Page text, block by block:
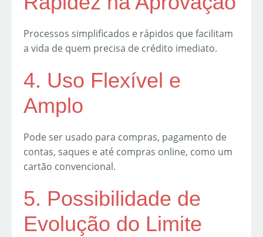
Processos simplificados e rápidos que facilitam
a vida de quem precisa de crédito imediato.
4. Uso Flexível e
Amplo
Pode ser usado para compras, pagamento de
contas, saques e até compras online, como um
cartão convencional.
5. Possibilidade de
Evolução do Limite